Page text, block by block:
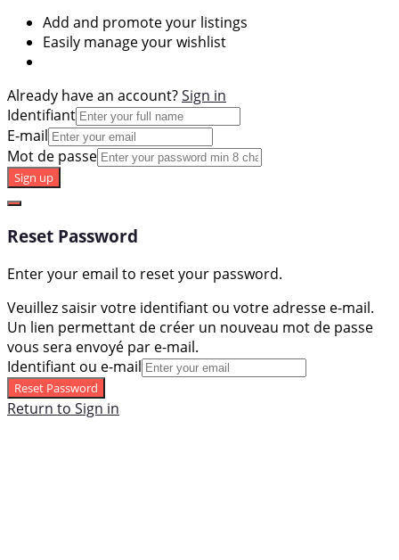
Add and promote your listings
Easily manage your wishlist
Already have an account?Sign in
Identifiant
E-mail
Mot de passe
Sign up
Reset Password
Enter your email to reset your password.
Veuillez saisir votre identifiant ou votre adresse e-mail.
Un lien permettant de créer un nouveau mot de passe
vous sera envoyé par e-mail.
Identifiant ou e-mail
Reset Password
Return to Sign in